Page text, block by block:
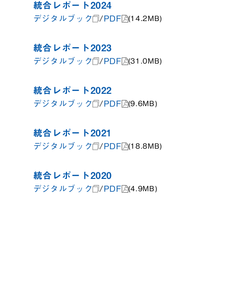
統合レポート2024
デジタルブック /PDF (14.2MB)
統合レポート2023
デジタルブック /PDF (31.0MB)
統合レポート2022
デジタルブック /PDF (9.6MB)
統合レポート2021
デジタルブック /PDF (18.8MB)
統合レポート2020
デジタルブック /PDF (4.9MB)